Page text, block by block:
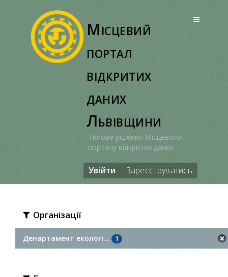
Місцевий
портал
відкритих
даних
Львівщини
Типове рішення Місцевого
порталу відкритих даних
Увійти Зареєструватись
Організації
Департамент екологі... 1